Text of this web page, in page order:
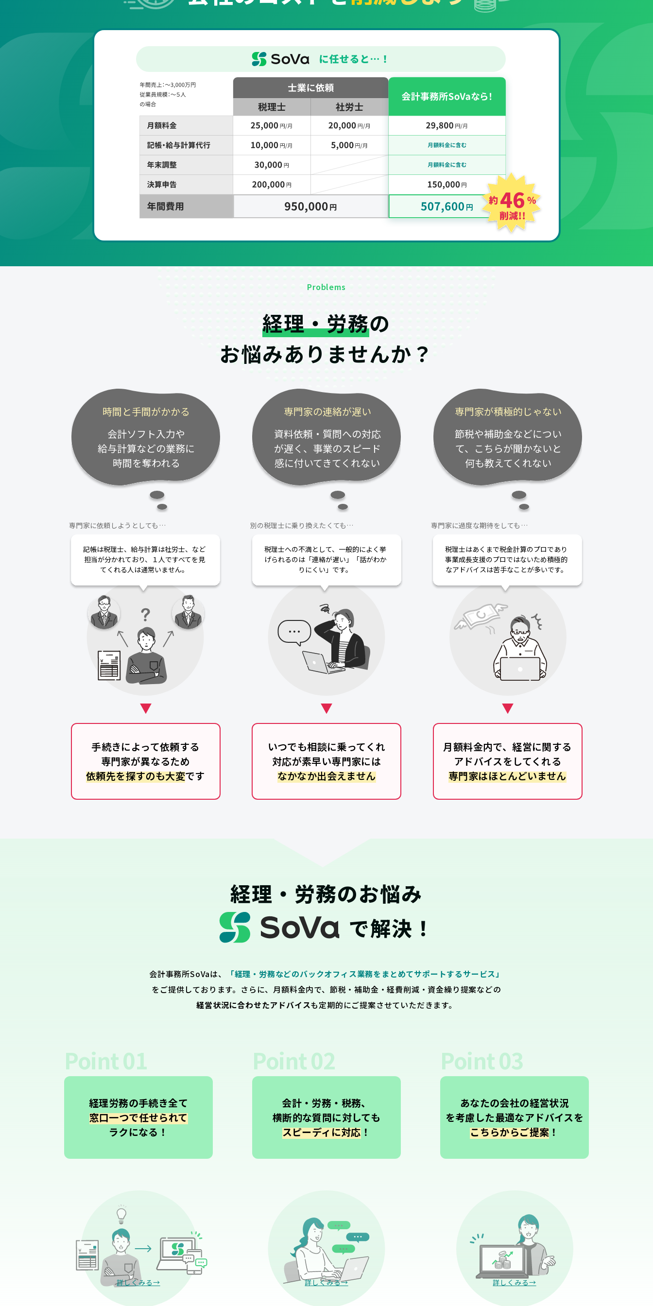
Problems
経理・労務の
お悩みありませんか？
時間と手間がかかる
会計ソフト入力や
給与計算などの業務に
時間を奪われる
専門家に依頼しようとしても…
記帳は税理士、給与計算は社労士、など
担当が分かれており、１人ですべてを見
てくれる人は通常いません。
手続きによって依頼する
専門家が異なるため
依頼先を探すのも大変です
専門家の連絡が遅い
資料依頼・質問への対応
が遅く、事業のスピード
感に付いてきてくれない
別の税理士に乗り換えたくても…
税理士への不満として、一般的によく挙
げられるのは「連絡が遅い」「話がわか
りにくい」です。
いつでも相談に乗ってくれ
対応が素早い専門家には
なかなか出会えません
専門家が積極的じゃない
節税や補助金などについ
て、こちらが聞かないと
何も教えてくれない
専門家に過度な期待をしても…
税理士はあくまで税金計算のプロであり
事業成長支援のプロではないため積極的
なアドバイスは苦手なことが多いです。
月額料金内で、経営に関する
アドバイスをしてくれる
専門家はほとんどいません
経理・労務のお悩み
で解決！
会計事務所SoVaは、
「経理・労務などのバックオフィス業務をまとめてサポートするサービス」
をご提供しております。さらに、月額料金内で、節税・補助金・経費削減・資金繰り提案などの
経営状況に合わせたアドバイスも定期的にご提案させていただきます。
Point01
経理労務の手続き全て
窓口一つで任せられて
ラクになる！
詳しくみる→
Point02
会計・労務・税務、
横断的な質問に対しても
スピーディに対応！
詳しくみる→
Point03
あなたの会社の経営状況
を考慮した最適なアドバイスを
こちらからご提案 ！
詳しくみる→